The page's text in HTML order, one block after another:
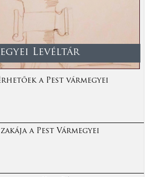
Levéltár
a Pest vármegyei
a Pest Vármegyei